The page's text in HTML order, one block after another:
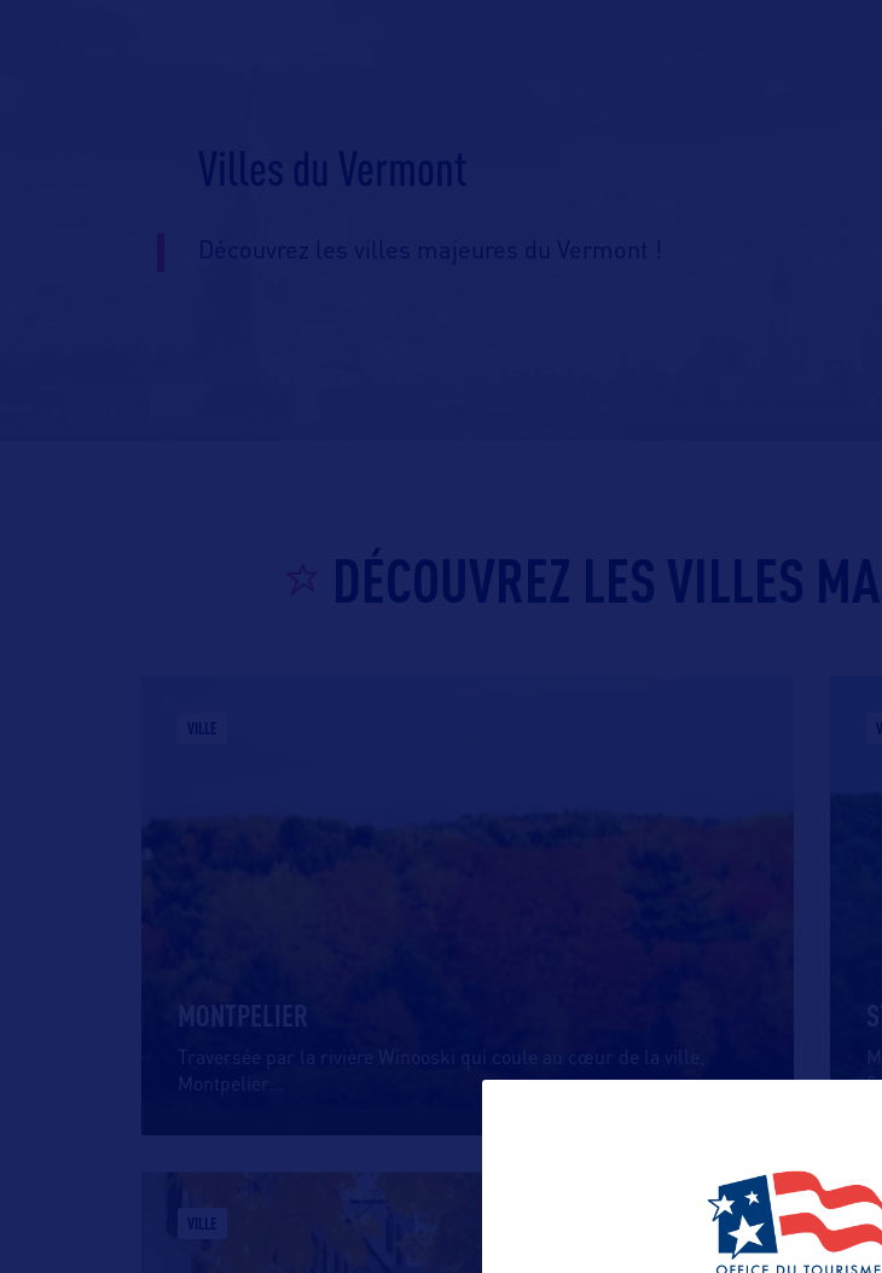
Villes du Vermont
Découvrez les villes majeures du Vermont !
DÉCOUVREZ LES VILLES
VILLE
MONTPELIER
Traversée par la rivière Winooski qui coule au cœur de la ville,
Montpelier
VILLE